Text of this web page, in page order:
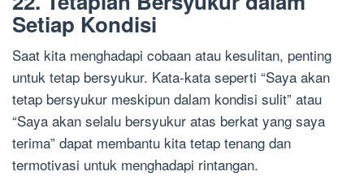
Setiap Kondisi
Saat kita menghadapi cobaan atau kesulitan, penting
untuk tetap bersyukur. Kata-kata seperti “Saya akan
tetap bersyukur meskipun dalam kondisi sulit” atau
“Saya akan selalu bersyukur atas berkat yang saya
terima” dapat membantu kita tetap tenang dan
termotivasi untuk menghadapi rintangan.